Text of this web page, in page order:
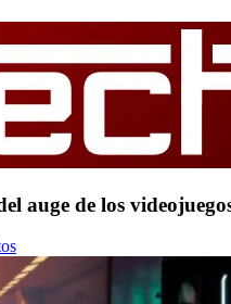
auge de los